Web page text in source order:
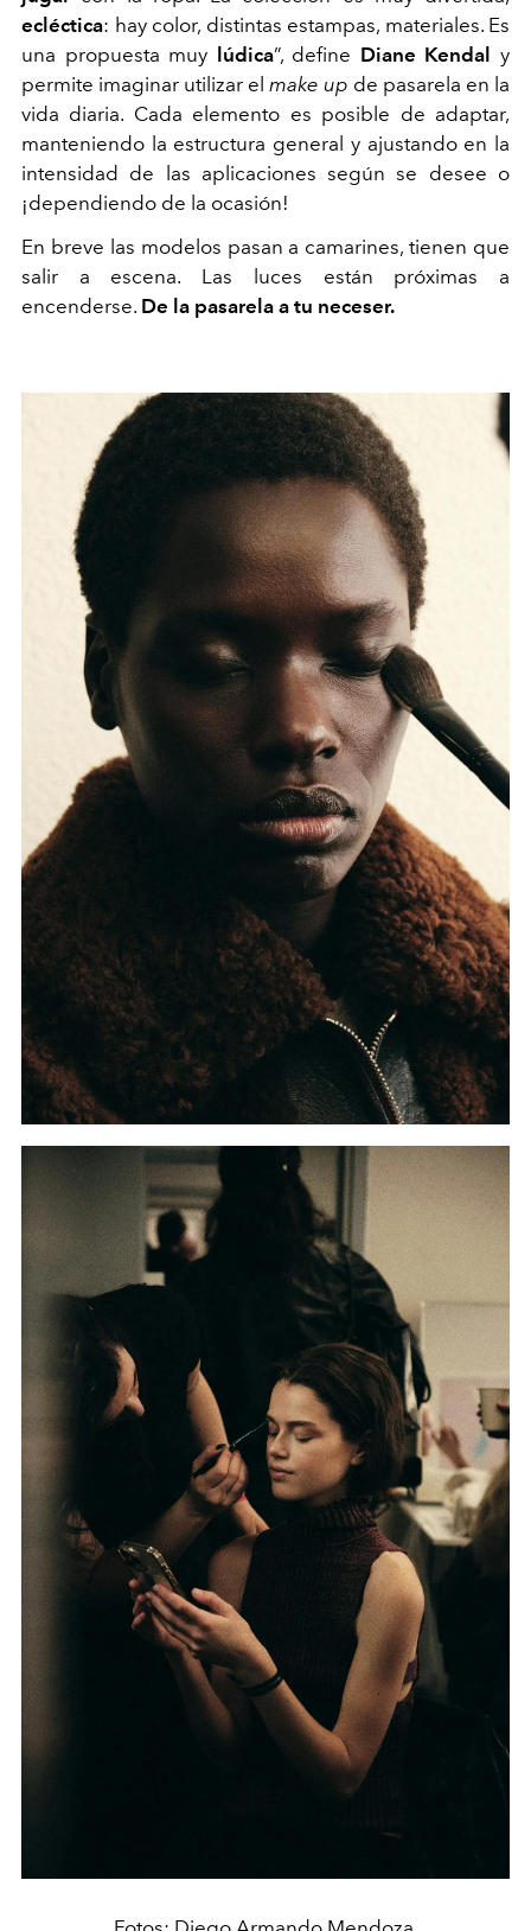
ecléctica: hay color, distintas estampas, materiales. Es
una propuesta muy lúdica”, define Diane Kendal y
permite imaginar utilizar el make up de pasarela en la
vida diaria. Cada elemento es posible de adaptar,
manteniendo la estructura general y ajustando en la
intensidad de las aplicaciones según se desee o
¡dependiendo de la ocasión!
En breve las modelos pasan a camarines, tienen que
salir a escena. Las luces están próximas a
encenderse. De la pasarela a tu neceser.